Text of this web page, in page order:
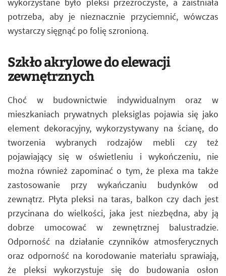
potrzeba, aby je nieznacznie przyciemnić, wówczas
wystarczy sięgnąć po folię szronioną.
Szkło akrylowe do elewacji
zewnętrznych
Choć w budownictwie indywidualnym oraz w
mieszkaniach prywatnych pleksiglas pojawia się jako
element dekoracyjny, wykorzystywany na ścianę, do
tworzenia wybranych rodzajów mebli czy też
pojawiający się w oświetleniu i wykończeniu, nie
można również zapominać o tym, że plexa ma także
zastosowanie przy wykańczaniu budynków od
zewnątrz. Płyta pleksi na taras, balkon czy dach jest
przycinana do wielkości, jaka jest niezbędna, aby ją
dobrze umocować w zewnętrznej balustradzie.
Odporność na działanie czynników atmosferycznych
oraz odporność na korodowanie materiału sprawiają,
że pleksi wykorzystuje się do budowania osłon